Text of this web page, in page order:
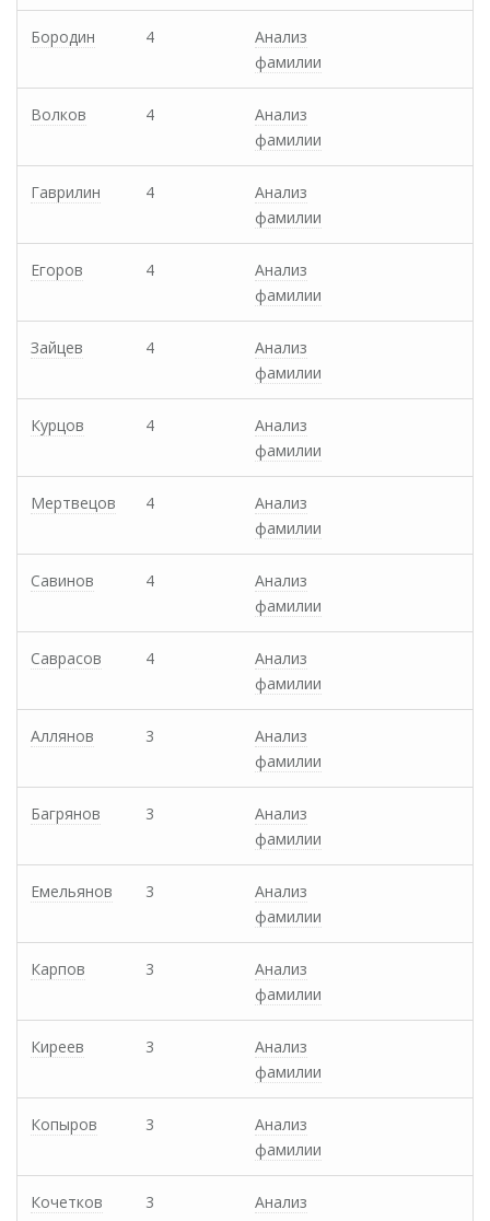
Бородин 4
Анализ
фамилии
Волков 4
Анализ
фамилии
Гаврилин 4
Анализ
фамилии
Егоров 4
Анализ
фамилии
Зайцев 4
Анализ
фамилии
Курцов 4
Анализ
фамилии
Мертвецов 4
Анализ
фамилии
Савинов 4
Анализ
фамилии
Саврасов 4
Анализ
фамилии
Аллянов 3
Анализ
фамилии
Багрянов 3
Анализ
фамилии
Емельянов 3
Анализ
фамилии
Карпов 3
Анализ
фамилии
Киреев 3
Анализ
фамилии
Копыров 3
Анализ
фамилии
Кочетков 3
Анализ